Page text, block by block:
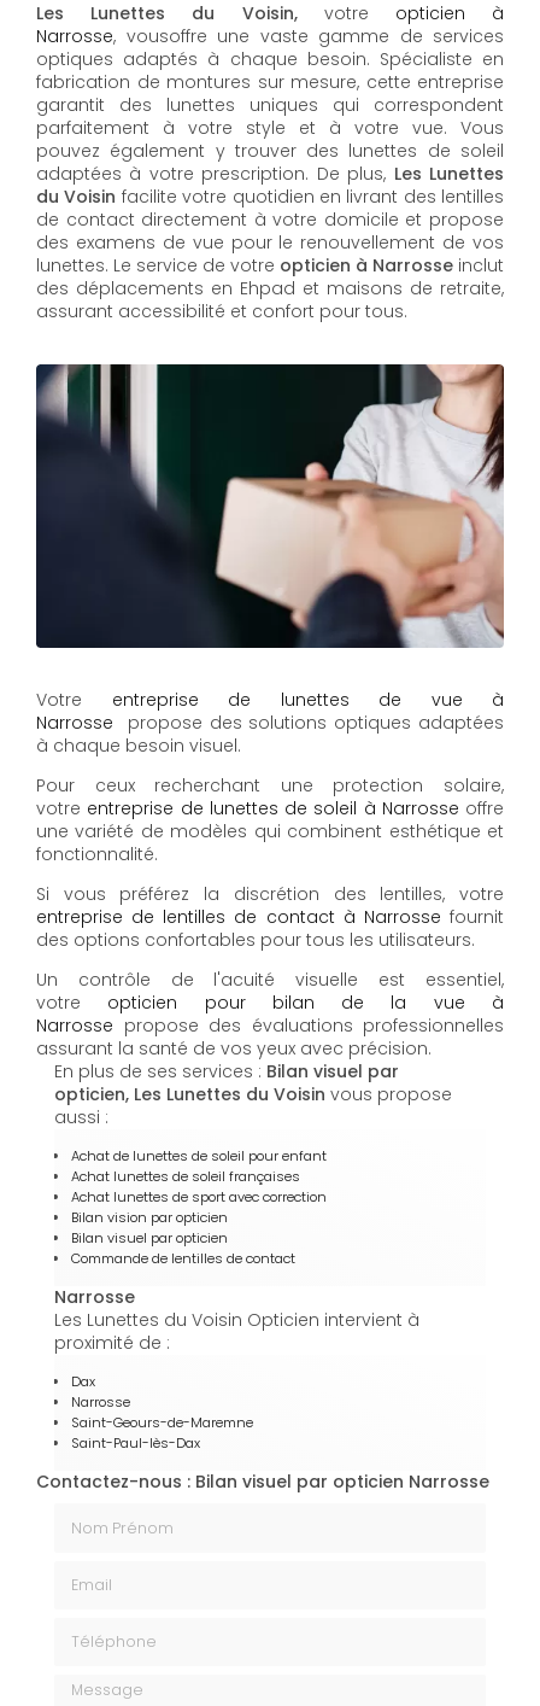
Les Lunettes du Voisin,votre opticien à
Narrosse, vousoffre une vaste gamme de services
optiques adaptés à chaque besoin. Spécialiste en
fabrication de montures sur mesure, cette entreprise
garantit des lunettes uniques qui correspondent
parfaitement à votre style et à votre vue. Vous
pouvez également y trouver des lunettes de soleil
adaptées à votre prescription. De plus, Les Lunettes
du Voisin facilite votre quotidien en livrant des lentilles
de contact directement à votre domicile et propose
des examens de vue pour le renouvellement de vos
lunettes. Le service de votre opticien à Narrosse inclut
des déplacements en Ehpad et maisons de retraite,
assurant accessibilité et confort pour tous.
Votre entreprise de lunettes de vue à
Narrosse propose des solutions optiques adaptées
à chaque besoin visuel.
Pour ceux recherchant une protection solaire,
votre entreprise de lunettes de soleil à Narrosse offre
une variété de modèles qui combinent esthétique et
fonctionnalité.
Si vous préférez la discrétion des lentilles, votre
entreprise de lentilles de contact à Narrosse fournit
des options confortables pour tous les utilisateurs.
Un contrôle de l'acuité visuelle est essentiel,
votre opticien pour bilan de la vue à
Narrosse propose des évaluations professionnelles
assurant la santé de vos yeux avec précision.
En plus de ses services : Bilan visuel par
opticien, Les Lunettes du Voisin vous propose
aussi :
Achat de lunettes de soleil pour enfant
Achat lunettes de soleil françaises
Achat lunettes de sport avec correction
Bilan vision par opticien
Bilan visuel par opticien
Commande de lentilles de contact
Narrosse
Les Lunettes du Voisin Opticien intervient à
proximité de :
Dax
Narrosse
Saint-Geours-de-Maremne
Saint-Paul-lès-Dax
Contactez-nous : Bilan visuel par opticien Narrosse
Message